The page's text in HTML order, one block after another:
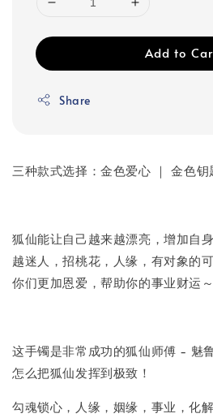
Add to
Share
三种款式选择：金色爱心 ｜ 金色
狐仙能让自己越来越漂亮，增加自
越迷人，招桃花，人缘，有对象的
你们更加恩爱，帮助你的事业财运～
这手镯是非常成功的狐仙师傅 - 魅
怎么把狐仙发挥到极致！
勾魂锁心，人缘，姻缘，事业，化